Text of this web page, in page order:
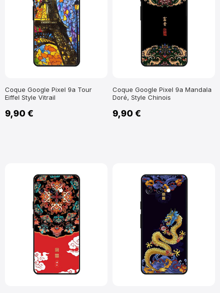
Coque Google Pixel 9a Tour
Eiffel Style Vitrail
9,90 €
Coque Google Pixel 9a Mandala
Doré, Style Chinois
9,90 €